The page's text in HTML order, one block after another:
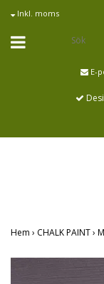
Inkl. moms
E-
Hem › CHALK PAINT›